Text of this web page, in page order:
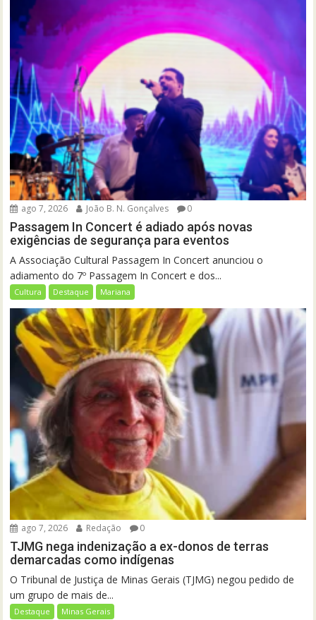
ago 7, 2026 João B. N. Gonçalves 0
Passagem In Concert é adiado após novas
exigências de segurança para eventos
A Associação Cultural Passagem In Concert anunciou o
adiamento do 7º Passagem In Concert e dos...
Cultura Destaque Mariana
ago 7, 2026 Redação 0
TJMG nega indenização a ex-donos de terras
demarcadas como indígenas
O Tribunal de Justiça de Minas Gerais (TJMG) negou pedido de
um grupo de mais de...
Destaque Minas Gerais